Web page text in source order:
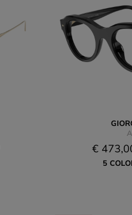
€
5